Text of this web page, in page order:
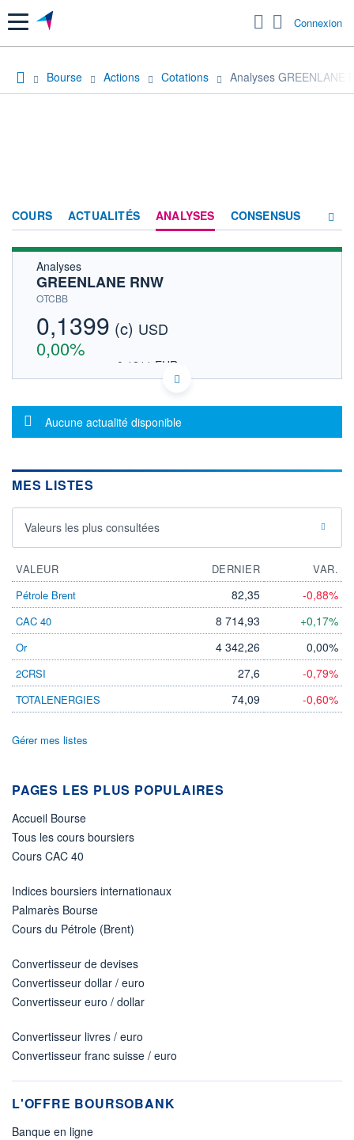
Menu Connexion
Bourse Actions Cotations Analyses GREENLANE
COURS ACTUALITÉS ANALYSES CONSENSUS
Analyses
GREENLANE RNW
OTCBB
0,1399 (c) USD
0,00%
0,1211 EUR
DONNÉES TEMPS DIFFÉRÉ
Politique d'exécution
Cotation sur les autres places
0,0000
0,0000 0,0000
VOLUME
0 0,00%
VALORISATION
LIMITE À LA
BAISSE
0,0000
LIMITE À LA
0,0000
- -
DERNIER
ÉCHANGE
06.08.26 / 21:40:21
ÉLIGIBILITÉ
Non éligible
+ PORTEFEUILLE
Message d'information
Aucune actualité disponible
MES LISTES
Valeurs les plus consultées
VALEUR DERNIER
VAR.
Pétrole Brent
82,35 -0,88%
CAC 40 8 714,93 +0,17%
Or 4 342,26 0,00%
2CRSI 27,6 -0,79%
TOTALENERGIES 74,09 -0,60%
Gérer mes listes
PAGES LES PLUS POPULAIRES
Accueil Bourse
Tous les cours boursiers
Cours CAC 40
Indices boursiers internationaux
Palmarès Bourse
Cours du Pétrole (Brent)
Convertisseur de devises
Convertisseur dollar / euro
Convertisseur euro / dollar
Convertisseur livres / euro
Convertisseur franc suisse / euro
L'OFFRE BOURSOBANK
Banque en ligne